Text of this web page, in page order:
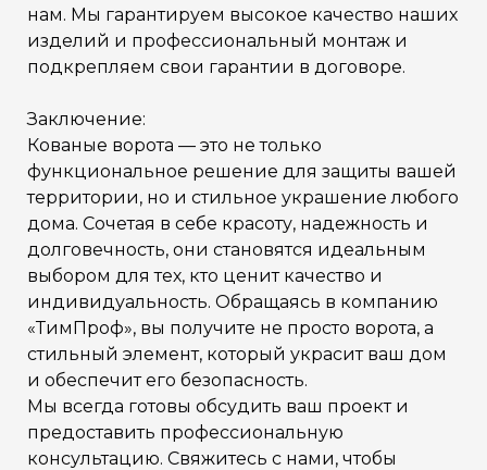
нам. Мы гарантируем высокое качество наших
изделий и профессиональный монтаж и
подкрепляем свои гарантии в договоре.
Заключение:
Кованые ворота — это не только
функциональное решение для защиты вашей
территории, но и стильное украшение любого
дома. Сочетая в себе красоту, надежность и
долговечность, они становятся идеальным
выбором для тех, кто ценит качество и
индивидуальность. Обращаясь в компанию
«ТимПроф», вы получите не просто ворота, а
стильный элемент, который украсит ваш дом
и обеспечит его безопасность.
Мы всегда готовы обсудить ваш проект и
предоставить профессиональную
консультацию. Свяжитесь с нами, чтобы